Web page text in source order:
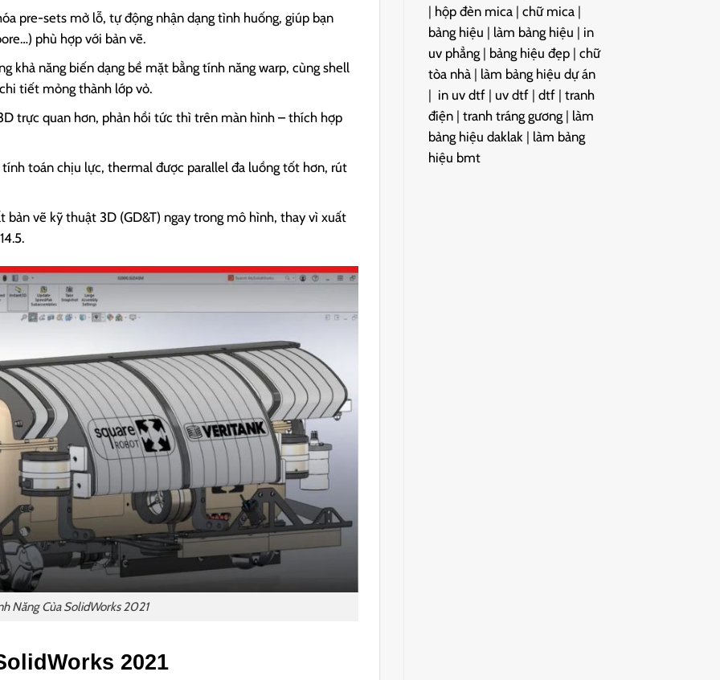
pre-sets mở lỗ, tự động nhận dạng tình huống, giúp bạn
phù hợp với bản vẽ.
khả năng biến dạng bề mặt bằng tính năng warp, cùng shell
tiết mỏng thành lớp vỏ.
trực quan hơn, phản hồi tức thì trên màn hình – thích hợp
toán chịu lực, thermal được parallel đa luồng tốt hơn, rút
vẽ kỹ thuật 3D (GD&T) ngay trong mô hình, thay vì xuất
Năng Của SolidWorks 2021
2021
| hộp đèn mica| chữ mica|
bảng hiệu | làm bảng hiệu | in
uv phẳng| bảng hiệu đẹp| chữ
tòa nhà| làm bảng hiệu dự án
| in uv dtf| uv dtf| dtf| tranh
điện| tranh tráng gương| làm
bảng hiệu daklak| làm bảng
hiệu bmt